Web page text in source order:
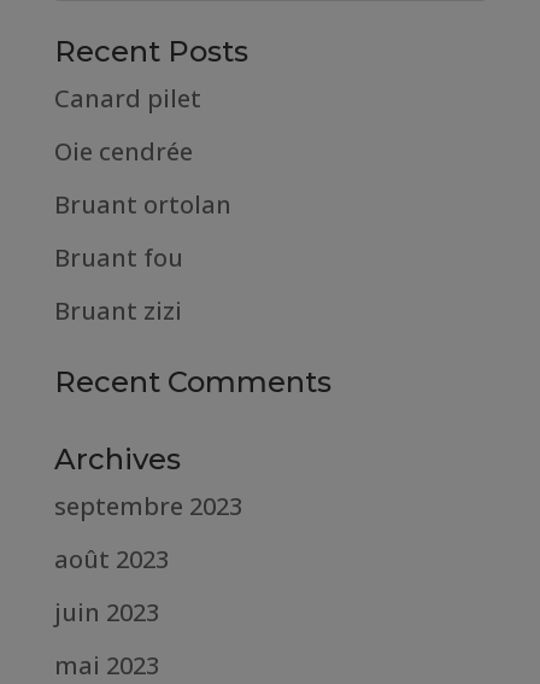
Recent Posts
Canard pilet
Oie cendrée
Bruant ortolan
Bruant fou
Bruant zizi
Recent Comments
Archives
septembre 2023
août 2023
juin 2023
mai 2023